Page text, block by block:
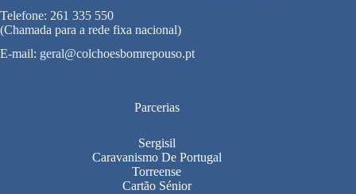
Telefone: 261 335 550
(Chamada para a rede fixa nacional)
E-mail: geral@colchoesbomrepouso.pt
Parcerias
Sergisil
Caravanismo De Portugal
Torreense
Cartão Sénior